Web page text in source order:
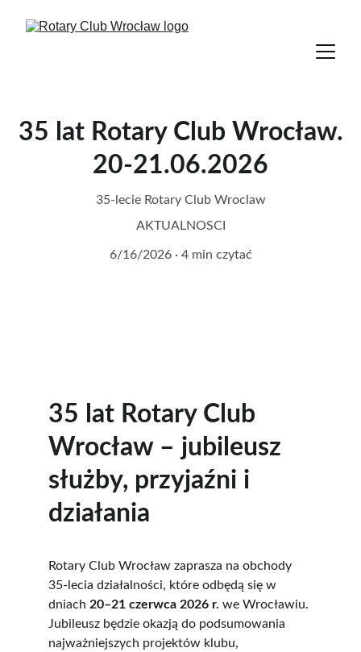
35 lat Rotary Club Wrocław.
20-21.06.2026
35-lecie Rotary Club Wroclaw
AKTUALNOSCI
6/16/2026 4 min czytać
35 lat Rotary Club
Wrocław – jubileusz
służby, przyjaźni i
działania
Rotary Club Wrocław zaprasza na obchody
35-lecia działalności, które odbędą się w
dniach 20–21 czerwca 2026 r. we Wrocławiu.
Jubileusz będzie okazją do podsumowania
najważniejszych projektów klubu,